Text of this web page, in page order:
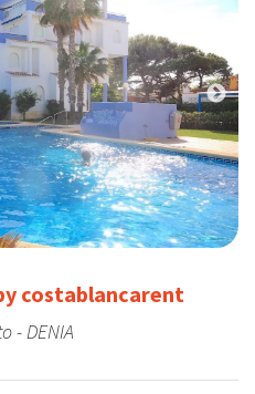
costablancarent
- DENIA